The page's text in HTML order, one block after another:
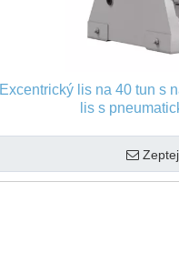
Excentrický lis na 40 tun s
lis s